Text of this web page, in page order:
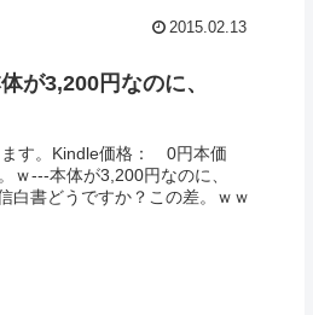
2015.02.13
が3,200円なのに、
ます。Kindle価格： 0円本価
---本体が3,200円なのに、
白書どうですか？この差。ｗｗ